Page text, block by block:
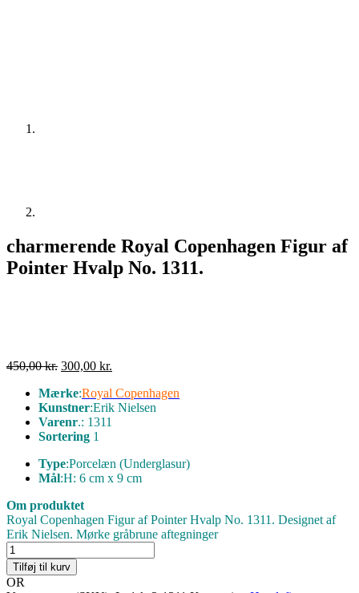
charmerende Royal Copenhagen Figur af
Pointer Hvalp No. 1311.
450,00kr. Den
pris
var:
450,00 kr..
300,00 kr.
pris
er:
Mærke:Royal Copenhagen
Kunstner:Erik Nielsen
Varenr.: 1311
Sortering 1
Type:Porcelæn (Underglasur)
Mål:H: 6 cm x 9 cm
Om produktet
Royal Copenhagen Figur af Pointer Hvalp No. 1311. Designet af
Erik Nielsen. Mørke gråbrune aftegninger
charmerende
Royal
Copenhagen
Tilføj til kurv
OR